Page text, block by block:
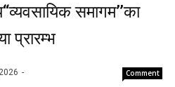
समागम’’का
प्रारम्भ
Comment